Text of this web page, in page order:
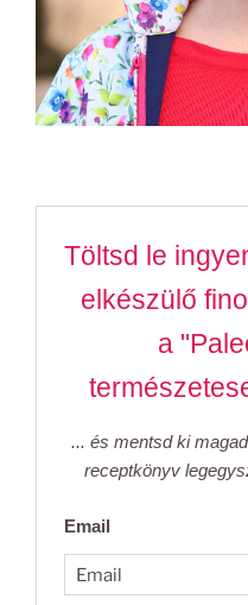
Töltsd le
elkészülő
a
... és mentsd ki
receptkönyv
Email